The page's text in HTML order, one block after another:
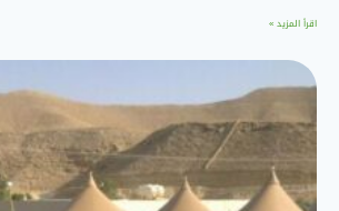
اقرأ المزيد »